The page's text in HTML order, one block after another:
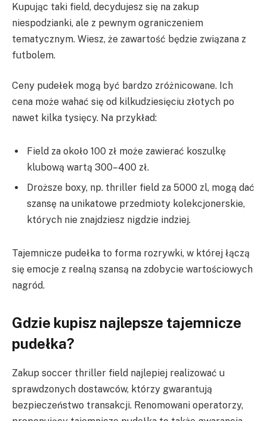
Kupując taki field, decydujesz się na zakup
niespodzianki, ale z pewnym ograniczeniem
tematycznym. Wiesz, że zawartość będzie związana z
futbolem.
Ceny pudełek mogą być bardzo zróżnicowane. Ich
cena może wahać się od kilkudziesięciu złotych po
nawet kilka tysięcy. Na przykład:
Field za około 100 zł może zawierać koszulkę
klubową wartą 300–400 zł.
Droższe boxy, np. thriller field za 5000 zl, mogą dać
szansę na unikatowe przedmioty kolekcjonerskie,
których nie znajdziesz nigdzie indziej.
Tajemnicze pudełka to forma rozrywki, w której łączą
się emocje z realną szansą na zdobycie wartościowych
nagród.
Gdzie kupisz najlepsze tajemnicze
pudełka?
Zakup soccer thriller field najlepiej realizować u
sprawdzonych dostawców, którzy gwarantują
bezpieczeństwo transakcji. Renomowani operatorzy,